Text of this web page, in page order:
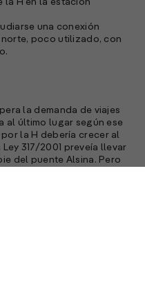
la H en la estación
una conexión
poco utilizado, con
la demanda de viajes
al último lugar según ese
la H debería crecer al
317/2001 preveía llevar
del puente Alsina. Pero